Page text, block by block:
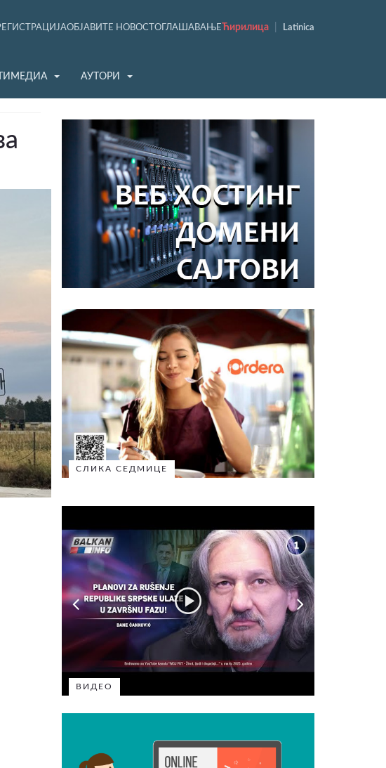
ОБЈАВИТЕ НОВОСТ ОГЛАШАВАЊЕ Ћирилица Latinica
АУТОРИ
СЛИКА СЕДМИЦЕ
ВИДЕО